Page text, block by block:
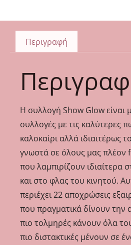
Περιγραφή
Η συλλογή Show Glow είναι
συλλογές με τις καλύτερες
καλοκαίρι αλλά ιδιαιτέρως
γνωστά σε όλους μας πλέον
που λαμπιρίζουν ιδιαίτερα
και στο φλας του κινητού.
περιέχει 22 αποχρώσεις
που πραγματικά δίνουν
πιο τολμηρές κάνουν όλα
πιο διστακτικές μένουν σε